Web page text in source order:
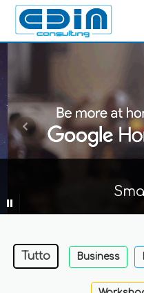
Tutto Business